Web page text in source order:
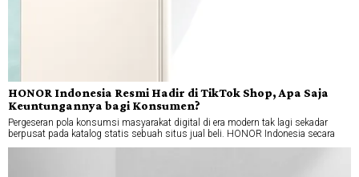
HONOR Indonesia Resmi Hadir di TikTok Shop, Apa Saja
Keuntungannya bagi Konsumen?
Pergeseran pola konsumsi masyarakat digital di era modern tak lagi sekadar
berpusat pada katalog statis sebuah situs jual beli. HONOR Indonesia secara